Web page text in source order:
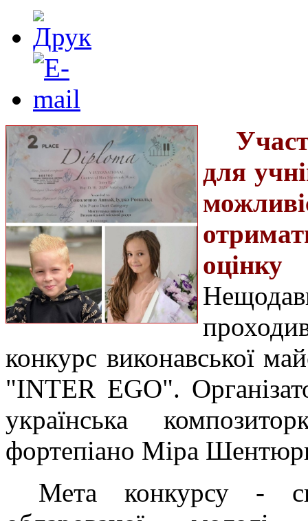
для
конкурс виконавської
"INTER EGO".
українська
фортепіано Міра
Мета конкурсу -